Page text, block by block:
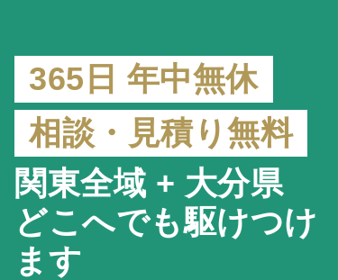
365日 年中無休
相談・見積り無料
関東全域 + 大分県
どこへでも駆けつけ
ます